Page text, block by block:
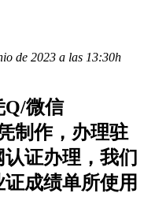
de 2023 a las 13:30h
Q/微信
制作，办理驻
证办理，我们
成绩单所使用